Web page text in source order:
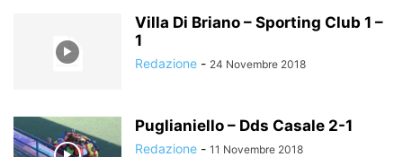
Villa Di Briano – Sporting Club 1 –
1
Redazione - 24 Novembre 2018
Puglianiello – Dds Casale 2-1
Redazione - 11 Novembre 2018